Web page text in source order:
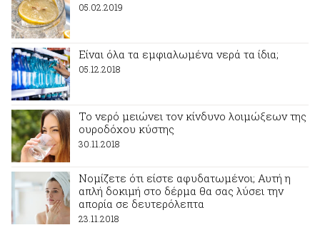
05.02.2019
Eίναι όλα τα εμφιαλωμένα νερά τα ίδια;
05.12.2018
Το νερό μειώνει τον κίνδυνο λοιμώξεων της
ουροδόχου κύστης
30.11.2018
Νομίζετε ότι είστε αφυδατωμένοι; Αυτή η
απλή δοκιμή στο δέρμα θα σας λύσει την
απορία σε δευτερόλεπτα
23.11.2018